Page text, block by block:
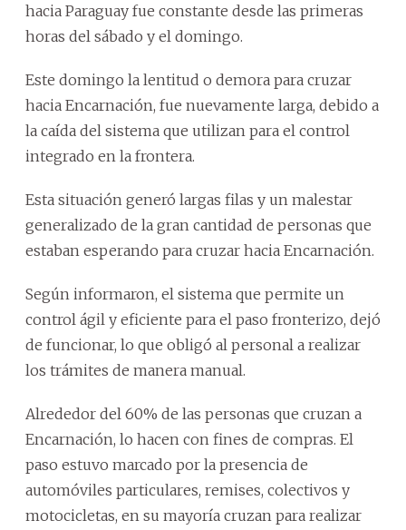
hacia Paraguay fue constante desde las primeras
horas del sábado y el domingo.
Este domingo la lentitud o demora para cruzar
hacia Encarnación, fue nuevamente larga, debido a
la caída del sistema que utilizan para el control
integrado en la frontera.
Esta situación generó largas filas y un malestar
generalizado de la gran cantidad de personas que
estaban esperando para cruzar hacia Encarnación.
Según informaron, el sistema que permite un
control ágil y eficiente para el paso fronterizo, dejó
de funcionar, lo que obligó al personal a realizar
los trámites de manera manual.
Alrededor del 60% de las personas que cruzan a
Encarnación, lo hacen con fines de compras. El
paso estuvo marcado por la presencia de
automóviles particulares, remises, colectivos y
motocicletas, en su mayoría cruzan para realizar